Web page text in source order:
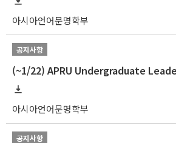
아시아언어문명학부
공지사항
아시아언어문명학부
공지사항